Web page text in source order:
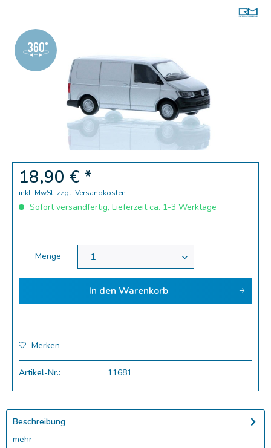
18,90 € *
inkl. MwSt. zzgl. Versandkosten
Sofort versandfertig, Lieferzeit ca. 1-3 Werktage
Menge
In den Warenkorb
Merken
Artikel-Nr.: 11681
Beschreibung
mehr